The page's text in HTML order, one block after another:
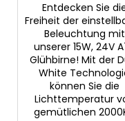
Entdecken Sie
Freiheit der
Beleuchtung mit
unserer 15W, 24V
Glühbirne! Mit der
White
können Sie die
Lichttemperatur
gemütlichen